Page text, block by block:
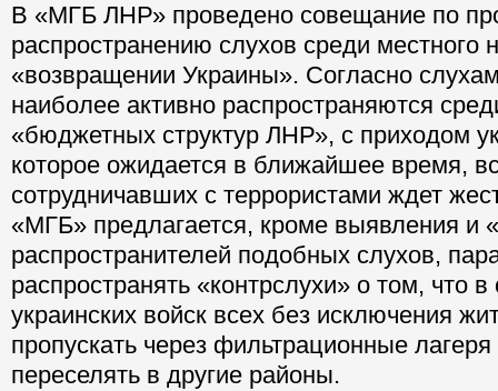
В «МГБ ЛНР» проведено совещание по
распространению слухов среди местного
«возвращении Украины». Согласно
наиболее активно распространяются
«бюджетных структур ЛНР», с приходом
которое ожидается в ближайшее время,
сотрудничавших с террористами ждет
«МГБ» предлагается, кроме выявления и
распространителей подобных слухов,
распространять «контрслухи» о том, что
украинских войск всех без исключения
пропускать через фильтрационные
переселять в другие районы.